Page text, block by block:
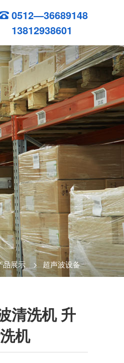
0512—36689148
13812938601
品展示 > 超声波设备
清洗机 升
机